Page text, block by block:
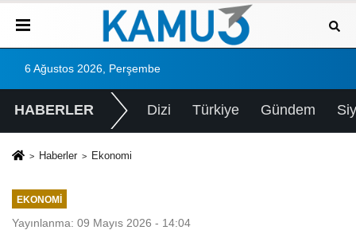
6 Ağustos 2026, Perşembe
HABERLER Dizi Türkiye Gündem
Haberler Ekonomi
EKONOMI
Yayınlanma: 09 Mayıs 2026 - 14:04